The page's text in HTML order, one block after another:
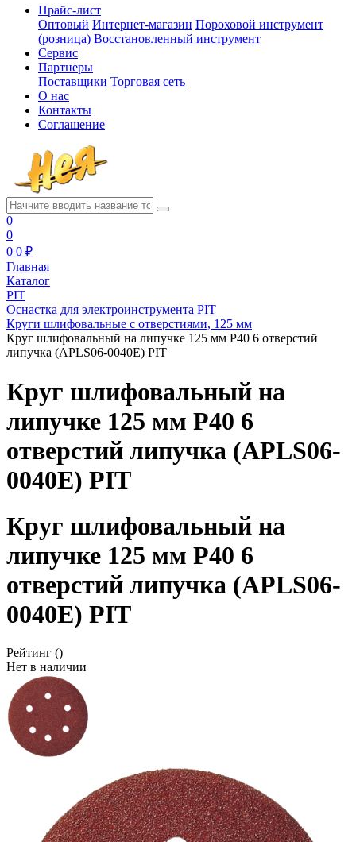
Прайс-лист
Оптовый Интернет-магазин Пороховой инструмент
(розница) Восстановленный инструмент
Сервис
Партнеры
Поставщики Торговая сеть
О нас
Контакты
Соглашение
0
0
0 0 ₽
Главная
Каталог
PIT
Оснастка для электроинструмента PIT
Круги шлифовальные с отверстиями, 125 мм
Круг шлифовальный на липучке 125 мм P40 6 отверстий
липучка (APLS06-0040E) PIT
Круг шлифовальный на
липучке 125 мм P40 6
отверстий липучка (APLS06-
0040E) PIT
Круг шлифовальный на
липучке 125 мм P40 6
отверстий липучка (APLS06-
0040E) PIT
Рейтинг ()
Нет в наличии